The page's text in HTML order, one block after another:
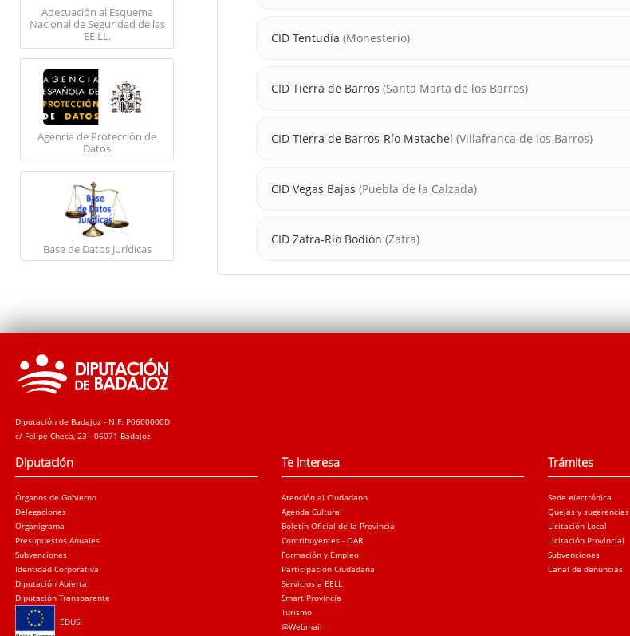
Adecuación al Esquema
Nacional de Seguridad de las
EE.LL.
Agencia de Protección de
Datos
Base de Datos Jurídicas
CID Tentudía (Monesterio)
CID Tierra de Barros (Santa Marta de los Barros)
CID Tierra de Barros-Río Matachel (Villafranca de los Barros)
CID Vegas Bajas (Puebla de la Calzada)
CID Zafra-Río Bodión (Zafra)
Diputación de Badajoz - NIF: P0600000D
c/ Felipe Checa, 23 - 06071 Badajoz
Diputación
Órganos de Gobierno
Delegaciones
Organigrama
Presupuestos Anuales
Subvenciones
Identidad Corporativa
Diputación Abierta
Diputación Transparente
EDUSI
Te interesa
Atención al Ciudadano
Agenda Cultural
Boletín Oficial de la Provincia
Contribuyentes - OAR
Formación y Empleo
Participación Ciudadana
Servicios a EELL
Smart Provincia
Turismo
@Webmail
Trámites
Sede electrónica
Quejas y sugerencias
Licitación Local
Licitación Provincial
Subvenciones
Canal de denuncias